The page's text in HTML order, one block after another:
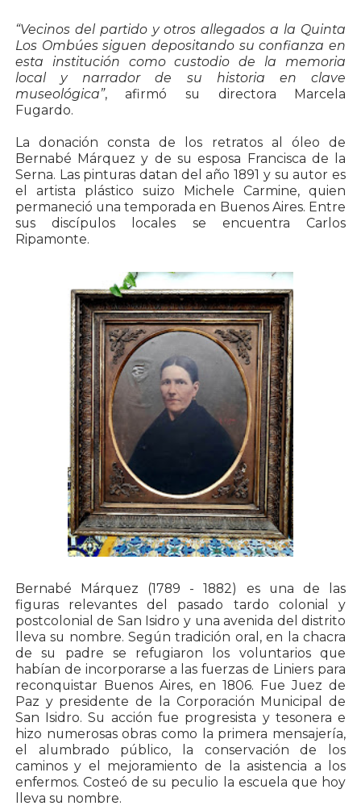
“Vecinos del partido y otros allegados a la Quinta
Los Ombúes siguen depositando su confianza en
esta institución como custodio de la memoria
local y narrador de su historia en clave
museológica”, afirmó su directora Marcela
Fugardo.
La donación consta de los retratos al óleo de
Bernabé Márquez y de su esposa Francisca de la
Serna. Las pinturas datan del año 1891 y su autor es
el artista plástico suizo Michele Carmine, quien
permaneció una temporada en Buenos Aires. Entre
sus discípulos locales se encuentra Carlos
Ripamonte.
Bernabé Márquez (1789 - 1882) es una de las
figuras relevantes del pasado tardo colonial y
postcolonial de San Isidro y una avenida del distrito
lleva su nombre. Según tradición oral, en la chacra
de su padre se refugiaron los voluntarios que
habían de incorporarse a las fuerzas de Liniers para
reconquistar Buenos Aires, en 1806. Fue Juez de
Paz y presidente de la Corporación Municipal de
San Isidro. Su acción fue progresista y tesonera e
hizo numerosas obras como la primera mensajería,
el alumbrado público, la conservación de los
caminos y el mejoramiento de la asistencia a los
enfermos. Costeó de su peculio la escuela que hoy
lleva su nombre.